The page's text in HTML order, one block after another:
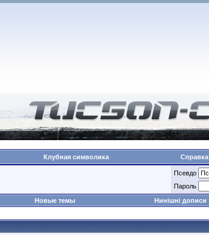
Клубная символика Справка
Псевдо
Пароль
Новые темы Нинішні дописи